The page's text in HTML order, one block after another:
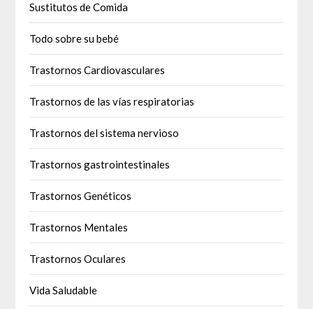
Sustitutos de Comida
Todo sobre su bebé
Trastornos Cardiovasculares
Trastornos de las vías respiratorias
Trastornos del sistema nervioso
Trastornos gastrointestinales
Trastornos Genéticos
Trastornos Mentales
Trastornos Oculares
Vida Saludable